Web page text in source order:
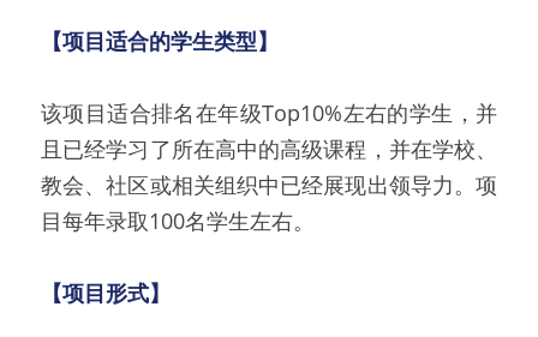
【项目适合的学生类型】
该项目适合排名在年级Top10%左右的学生，并
且已经学习了所在高中的高级课程，并在学校、
教会、社区或相关组织中已经展现出领导力。项
目每年录取100名学生左右。
【项目形式】